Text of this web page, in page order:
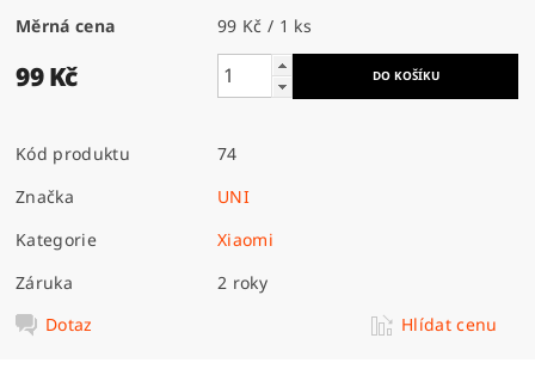
Měrná cena 99 Kč / 1 ks
99 Kč
Kód produktu
74
Značka
UNI
Kategorie
Xiaomi
Záruka
2 roky
Dotaz
Hlídat cenu